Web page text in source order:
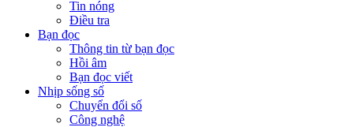
Tin nóng
Điều tra
Bạn đọc
Thông tin từ bạn đọc
Hồi âm
Bạn đọc viết
Nhịp sống số
Chuyển đổi số
Công nghệ